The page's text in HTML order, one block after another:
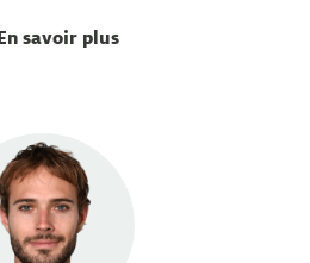
savoir plus